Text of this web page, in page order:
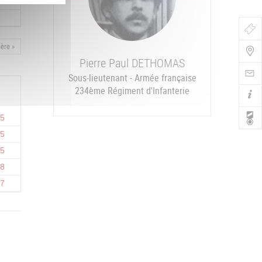
de
»
Pierre Paul DETHOMAS
Sous-lieutenant - Armée française
234ème Régiment d'Infanterie